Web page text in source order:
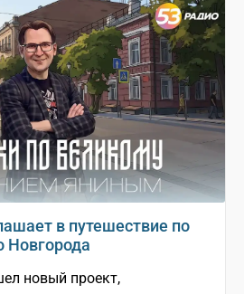
в путешествие по
Новгорода
новый проект,